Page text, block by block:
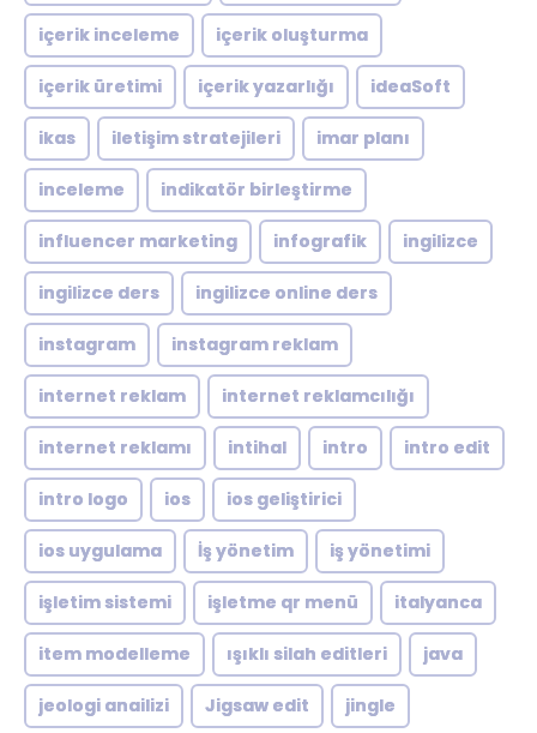
içerik inceleme içerik oluşturma
içerik üretimi içerik yazarlığı ideaSoft
ikas iletişim stratejileri imar planı
inceleme indikatör birleştirme
influencer marketing infografik ingilizce
ingilizce ders ingilizce online ders
instagram instagram reklam
internet reklam internet reklamcılığı
internet reklamı intihal intro intro edit
intro logo ios ios geliştirici
ios uygulama İş yönetim iş yönetimi
işletim sistemi işletme qr menü italyanca
item modelleme ışıklı silah editleri java
jeologi anailizi Jigsaw edit jingle